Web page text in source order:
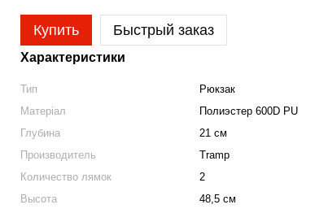
Купить Быстрый заказ
Характеристики
Тип
Рюкзак
Матеріал
Полиэстер 600D PU
Глубина
21 см
Производитель
Tramp
Количество лямок
2
Высота
48,5 см